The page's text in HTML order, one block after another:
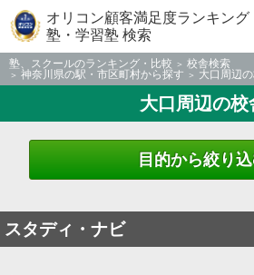
オリコン顧客満足度ランキング
塾・学習塾 検索
塾、スクールのランキング・比較
校舎検索
神奈川県の駅・市区町村から探す
大口周辺
大口周辺の校
目的から絞り
スタディ・ナビ